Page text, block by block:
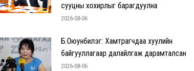
сууцны хохирлыг барагдуулна
2026-08-06
Б.Оюунбилэг: Хамтрагчдаа хуулийн
байгууллагаар далайлгаж дарамталсан
2026-08-06